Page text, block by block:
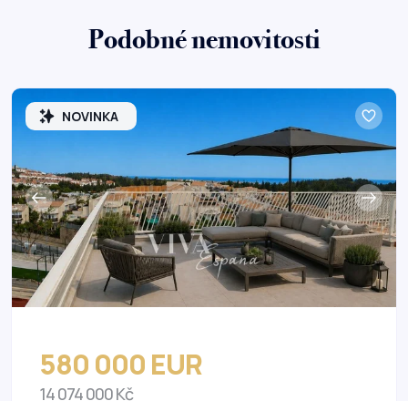
Podobné nemovitosti
NOVINKA
580 000 EUR
14 074 000 Kč